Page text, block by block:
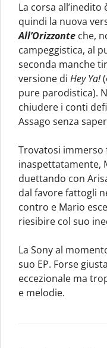
La corsa
quindi la nuova
All’Orizzonte che,
campeggistica, al
seconda manche
versione di Hey Ya!
pure parodistica).
chiudere i conti
Assago senza
Trovatosi immerso
inaspettatamente,
duettando con
dal favore fattogli
contro e Mario
riesibire col suo
La Sony al
suo EP. Forse
eccezionale ma
e melodie.